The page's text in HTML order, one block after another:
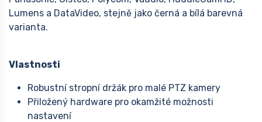
Lumens a DataVideo, stejně jako černá a bílá barevná
varianta.
Vlastnosti
Robustní stropní držák pro malé PTZ kamery
Přiložený hardware pro okamžité možnosti
nastavení